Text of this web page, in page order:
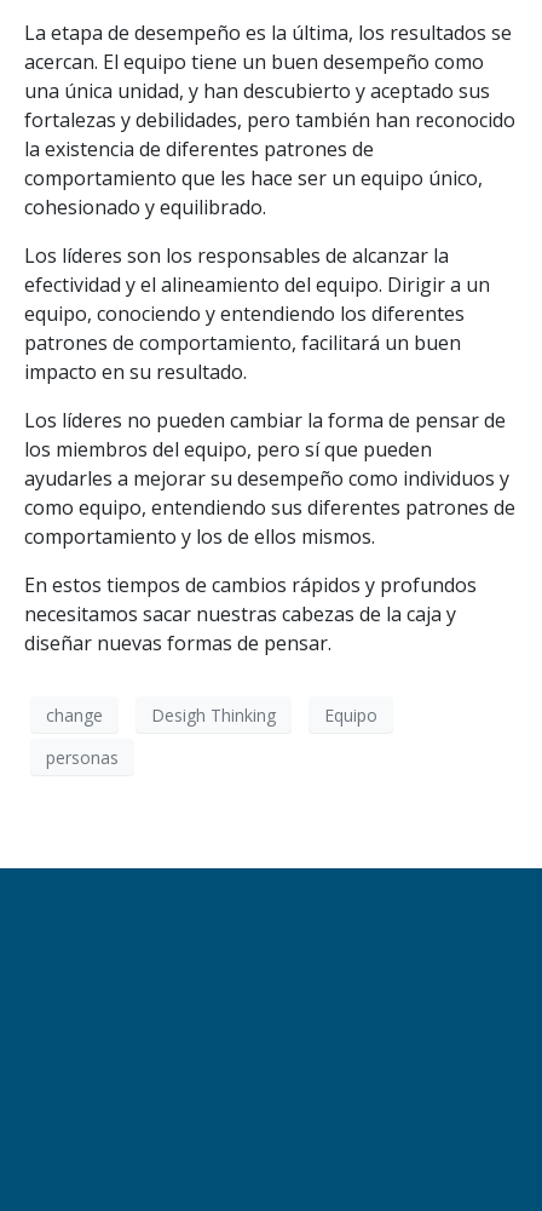
La etapa de desempeño es la última, los resultados se
acercan. El equipo tiene un buen desempeño como
una única unidad, y han descubierto y aceptado sus
fortalezas y debilidades, pero también han reconocido
la existencia de diferentes patrones de
comportamiento que les hace ser un equipo único,
cohesionado y equilibrado.
Los líderes son los responsables de alcanzar la
efectividad y el alineamiento del equipo. Dirigir a un
equipo, conociendo y entendiendo los diferentes
patrones de comportamiento, facilitará un buen
impacto en su resultado.
Los líderes no pueden cambiar la forma de pensar de
los miembros del equipo, pero sí que pueden
ayudarles a mejorar su desempeño como individuos y
como equipo, entendiendo sus diferentes patrones de
comportamiento y los de ellos mismos.
En estos tiempos de cambios rápidos y profundos
necesitamos sacar nuestras cabezas de la caja y
diseñar nuevas formas de pensar.
change Desigh Thinking
Equipo
personas